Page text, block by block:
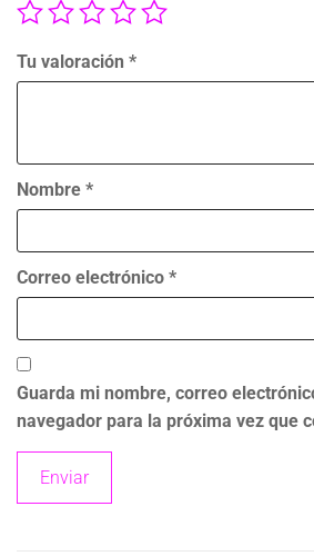
Tu valoración *
Nombre *
Correo electrónico *
Guarda mi nombre, correo
navegador para la próxima vez que